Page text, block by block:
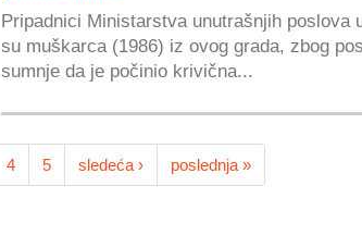
Pripadnici Ministarstva unutrašnjih poslova
su muškarca (1986) iz ovog grada, zbog
sumnje da je počinio krivična...
4 5 sledeća › poslednja »